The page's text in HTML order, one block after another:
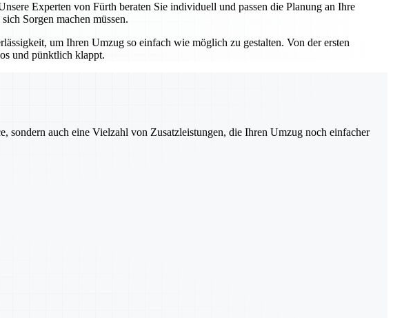
Experten von Fürth beraten Sie individuell und passen die Planung an Ihre
Sorgen machen müssen.
um Ihren Umzug so einfach wie möglich zu gestalten. Von der ersten
und pünktlich klappt.
auch eine Vielzahl von Zusatzleistungen, die Ihren Umzug noch einfacher